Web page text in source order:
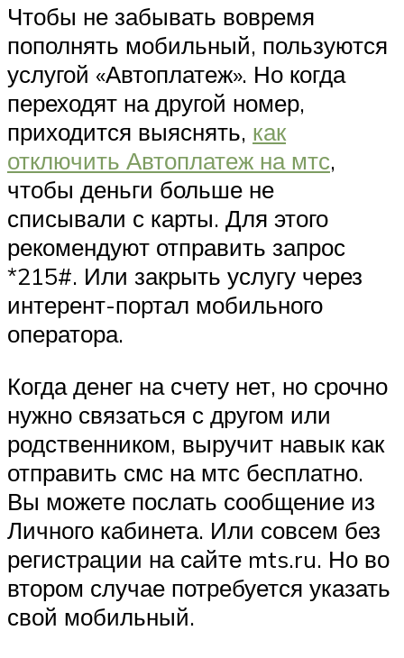
Чтобы не забывать вовремя
пополнять мобильный, пользуются
услугой «Автоплатеж». Но когда
переходят на другой номер,
приходится выяснять, как
отключить Автоплатеж на мтс,
чтобы деньги больше не
списывали с карты. Для этого
рекомендуют отправить запрос
*215#. Или закрыть услугу через
интерент-портал мобильного
оператора.
Когда денег на счету нет, но срочно
нужно связаться с другом или
родственником, выручит навык как
отправить смс на мтс бесплатно.
Вы можете послать сообщение из
Личного кабинета. Или совсем без
регистрации на сайте mts.ru. Но во
втором случае потребуется указать
свой мобильный.